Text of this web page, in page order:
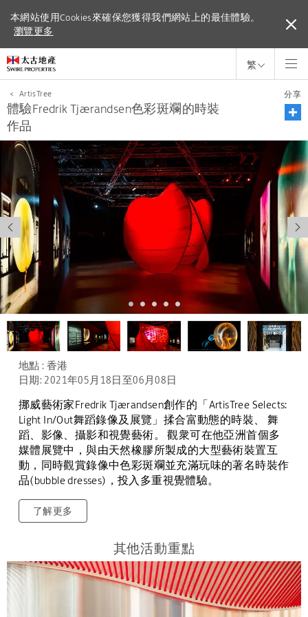
本網站使用Cookies來確保您獲得我們網站上的最佳體驗。
瀏覽更多
本網站使用Cookies來確保您獲得我們網站上的最佳體驗。
瀏覽更多
繁
< ArtisTree
體驗Fredrik Tjærandsen色彩斑斕的時裝
作品
分享
地點 : 香港
日期: 2021年05月18日至06月08日
挪威藝術家Fredrik Tjærandsen創作的 「ArtisTree Selects:
Light In/Out舞蹈錄像及展覽 」 揉合富動態的時裝、 舞
蹈、影像、攝影和視覺藝術。觀衆可在他亞洲首個多
媒體展覽中，與由天然橡膠所製成的大型藝術裝置互
動，同時觀賞錄像中色彩斑斕並充滿玩味的著名時裝作
品(bubble dresses) ，投入多重視覺體驗。
了解更多
其他活動重點